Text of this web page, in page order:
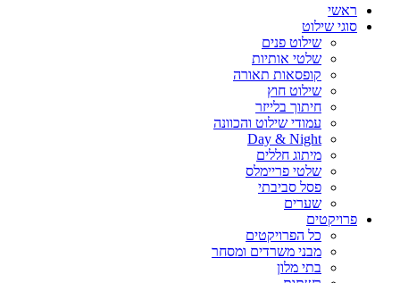
ראשי
סוגי שילוט
שילוט פנים
שלטי אותיות
קופסאות תאורה
שילוט חוץ
חיתוך בלייזר
עמודי שילוט והכוונה
Day & Night
מיתוג חללים
שלטי פריימלס
פסל סביבתי
שערים
פרויקטים
כל הפרויקטים
מבני משרדים ומסחר
בתי מלון